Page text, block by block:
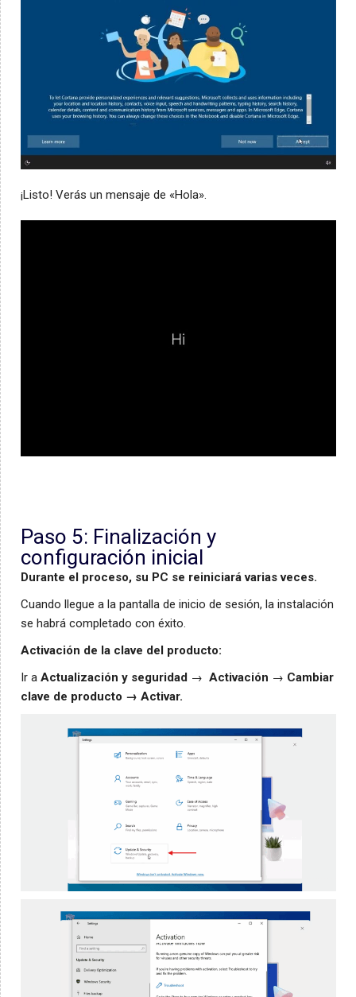
¡Listo! Verás un mensaje de «Hola».
Paso 5: Finalización y
configuración inicial
Durante el proceso, su PC se reiniciará varias veces.
Cuando llegue a la pantalla de inicio de sesión, la instalación
se habrá completado con éxito.
Activación de la clave del producto:
Ir a Actualización y seguridad → Activación → Cambiar
clave de producto → Activar.
Dansk
Ελληνικά